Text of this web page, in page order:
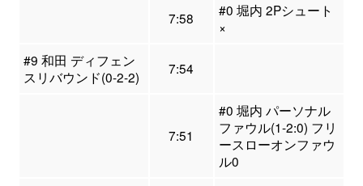
7:58
#0 堀内 2Pシュート
×
#9 和田 ディフェン
スリバウンド(0-2-2)
7:54
7:51
#0 堀内 パーソナル
ファウル(1-2:0) フリ
ースローオンファウ
ル0